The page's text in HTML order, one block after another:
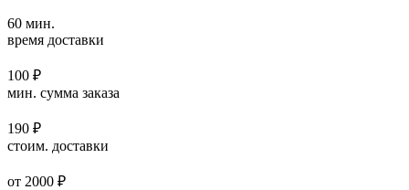
60 мин.
время доставки
100 ₽
мин. сумма заказа
190 ₽
стоим. доставки
от 2000 ₽